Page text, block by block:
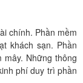
chính. Phần mềm
khách sạn. Phần
Những thông
phí duy trì phần